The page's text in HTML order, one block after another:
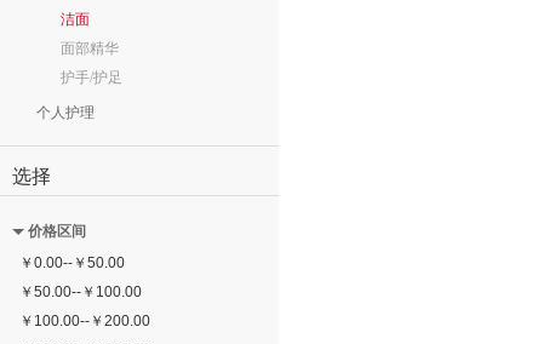
洁面
面部精华
护手/护足
个人护理
选择
价格区间
￥ 0.00-- ￥ 50.00
￥ 50.00-- ￥ 100.00
￥ 100.00-- ￥ 200.00